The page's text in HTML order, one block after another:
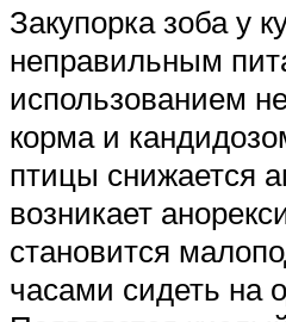
Закупорка зоба у
неправильным
использованием
корма и
птицы снижается
возникает
становится
часами сидеть на